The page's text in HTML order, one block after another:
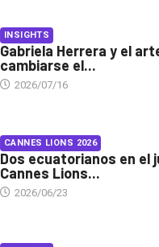
INSIGHTS
Gabriela Herrera y el
cambiarse el...
2026/07/16
CANNES LIONS 2026
Dos ecuatorianos en el
Cannes Lions...
2026/06/23